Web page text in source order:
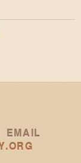
EMAIL